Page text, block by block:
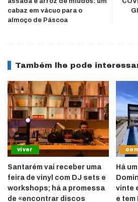
cabaz em vácuo para o
almoço de Páscoa
Também lhe pode
viver
Santarém vai receber uma
feira de vinyl com DJ sets e
workshops; há a promessa
de «encontrar discos
Há
vinte
e tem